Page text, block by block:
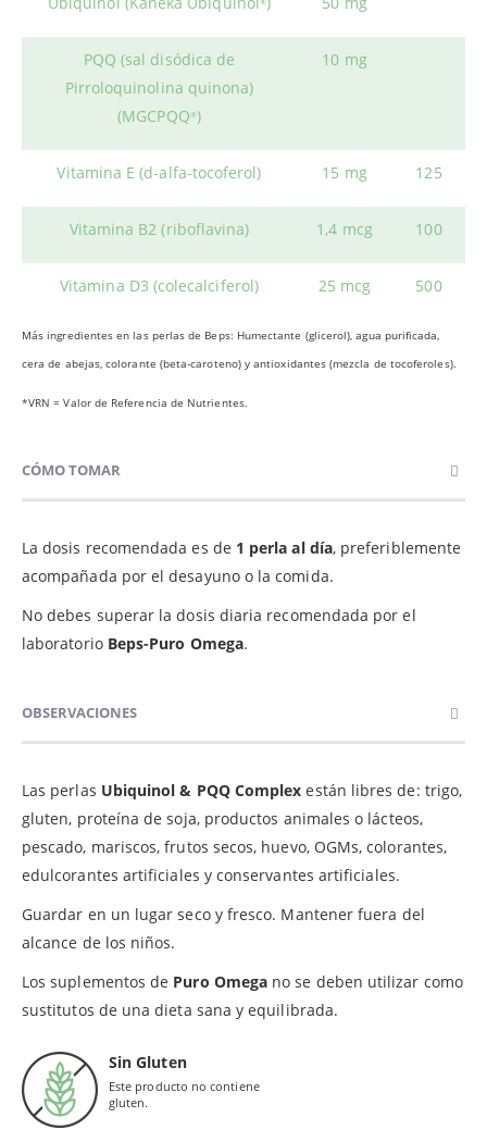
PQQ (sal disódica de
Pirroloquinolina quinona)
(MGCPQQ®)
10 mg
Vitamina E (d-alfa-tocoferol) 15 mg 125
Vitamina B2 (riboflavina) 1,4 mcg 100
Vitamina D3 (colecalciferol) 25 mcg 500
Más ingredientes en las perlas de Beps: Humectante (glicerol), agua purificada,
cera de abejas, colorante (beta-caroteno) y antioxidantes (mezcla de tocoferoles).
*VRN = Valor de Referencia de Nutrientes.
CÓMO TOMAR
La dosis recomendada es de 1 perla al día, preferiblemente
acompañada por el desayuno o la comida.
No debes superar la dosis diaria recomendada por el
laboratorio Beps-Puro Omega.
OBSERVACIONES
Las perlas Ubiquinol & PQQ Complex están libres de: trigo,
gluten, proteína de soja, productos animales o lácteos,
pescado, mariscos, frutos secos, huevo, OGMs, colorantes,
edulcorantes artificiales y conservantes artificiales.
Guardar en un lugar seco y fresco. Mantener fuera del
alcance de los niños.
Los suplementos de Puro Omega no se deben utilizar como
sustitutos de una dieta sana y equilibrada.
Sin Gluten
Este producto no contiene
gluten.